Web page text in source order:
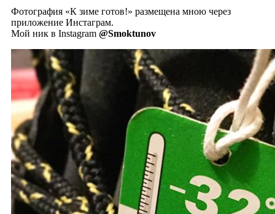
Фотография «К зиме готов!» размещена мною через
приложение Инстаграм.
Мой ник в Instagram @Smoktunov